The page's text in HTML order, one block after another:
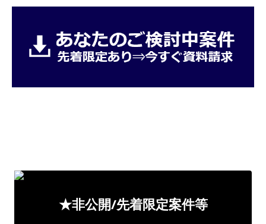
★非公開/先着限定案件等